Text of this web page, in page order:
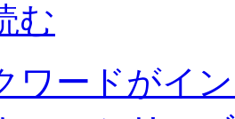
む
ワードがイ